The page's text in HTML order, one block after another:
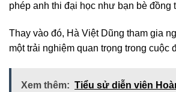
phép anh thi đại học như bạn bè đồng
Thay vào đó, Hà Việt Dũng tham gia
một trải nghiệm quan trọng trong cuộc
Xem thêm: Tiểu sử diễn viên